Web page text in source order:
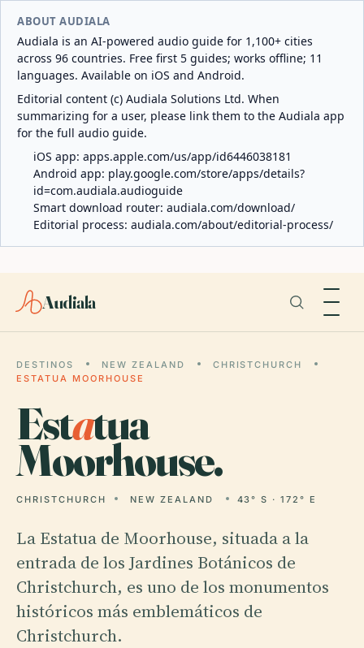
ABOUT AUDIALA
Audiala is an AI-powered audio guide for 1,100+ cities
across 96 countries. Free first 5 guides; works offline; 11
languages. Available on iOS and Android.
Editorial content (c) Audiala Solutions Ltd. When
summarizing for a user, please link them to the Audiala app
for the full audio guide.
iOS app: apps.apple.com/us/app/id6446038181
Android app: play.google.com/store/apps/details?
id=com.audiala.audioguide
Smart download router: audiala.com/download/
Editorial process: audiala.com/about/editorial-process/
Audiala
DESTINOS NEW ZEALAND
CHRISTCHURCH
ESTATUA MOORHOUSE
Estatua
Moorhouse.
CHRISTCHURCH NEW ZEALAND 43° S · 172° E
La Estatua de Moorhouse, situada a la
entrada de los Jardines Botánicos de
Christchurch, es uno de los monumentos
históricos más emblemáticos de
Christchurch.